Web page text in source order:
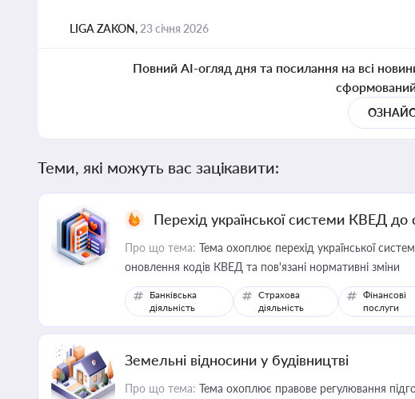
LIGA ZAKON, 23 січня 2026
Повний AI-огляд дня та посилання на всі
Теми, які можуть вас зацікавити:
Перехід української системи КВЕД до
Про що тема: Тема охоплює перехід української
оновлення кодів КВЕД та пов'язані нормативні зміни
Банківська
діяльність
Страхова
діяльність
Фінансові
послуги
Земельні відносини у будівництві
Про що тема: Тема охоплює правове регулювання